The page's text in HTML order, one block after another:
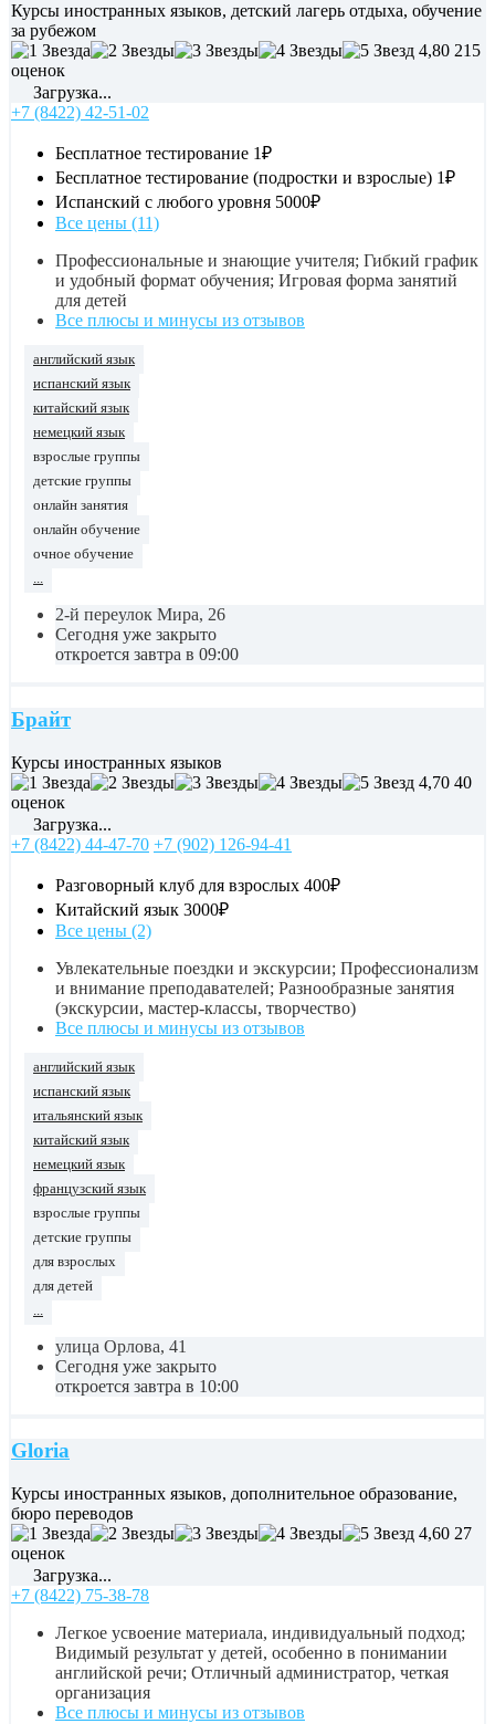
Курсы иностранных языков, детский лагерь отдыха, обучение
за рубежом
4,80 215
оценок
Загрузка...
+7 (8422) 42-51-02
Бесплатное тестирование 1₽
Бесплатное тестирование (подростки и взрослые) 1₽
Испанский с любого уровня 5000₽
Все цены (11)
Профессиональные и знающие учителя; Гибкий график
и удобный формат обучения; Игровая форма занятий
для детей
Все плюсы и минусы из отзывов
английский язык
испанский язык
китайский язык
немецкий язык
взрослые группы
детские группы
онлайн занятия
онлайн обучение
очное обучение
...
2-й переулок Мира, 26
Сегодня уже закрыто
откроется завтра в 09:00
Брайт
Курсы иностранных языков
4,70 40
оценок
Загрузка...
+7 (8422) 44-47-70 +7 (902) 126-94-41
Разговорный клуб для взрослых 400₽
Китайский язык 3000₽
Все цены (2)
Увлекательные поездки и экскурсии; Профессионализм
и внимание преподавателей; Разнообразные занятия
(экскурсии, мастер-классы, творчество)
Все плюсы и минусы из отзывов
английский язык
испанский язык
итальянский язык
китайский язык
немецкий язык
французский язык
взрослые группы
детские группы
для взрослых
для детей
улица Орлова, 41
Сегодня уже закрыто
откроется завтра в 10:00
Gloria
Курсы иностранных языков, дополнительное образование,
бюро переводов
4,60 27
оценок
Загрузка...
+7 (8422) 75-38-78
Легкое усвоение материала, индивидуальный подход;
Видимый результат у детей, особенно в понимании
английской речи; Отличный администратор, четкая
организация
Все плюсы и минусы из отзывов